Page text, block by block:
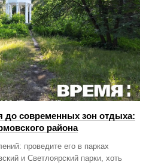
до современных зон отдыха:
района
проведите его в парках
и Светлоярский парки, хоть